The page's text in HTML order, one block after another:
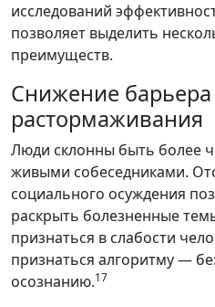
исследований
позволяет выделить
преимуществ.
Снижение
растормаживания
Люди склонны быть более
живыми собеседниками.
социального осуждения
раскрыть болезненные
признаться в слабости
признаться алгоритму —
осознанию.17